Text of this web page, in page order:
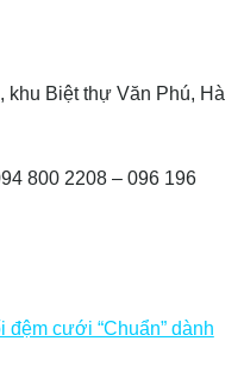
khu Biệt thự Văn Phú, Hà
800 2208 – 096 196
đệm cưới “Chuẩn” dành